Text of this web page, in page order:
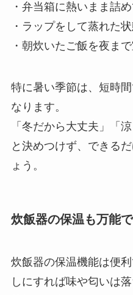
・弁当箱に熱いまま詰
・ラップをして蒸れた
・朝炊いたご飯を夜ま
特に暑い季節は、短時
なります。
「冬だから大丈夫」「
と決めつけず、できる
ょう。
炊飯器の保温も万能
炊飯器の保温機能は便
しにすれば味や匂いは落